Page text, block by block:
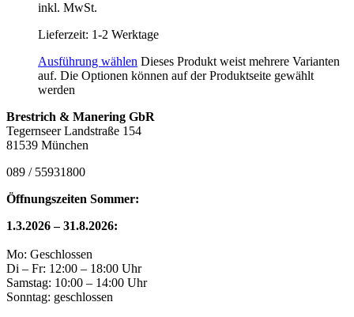
inkl. MwSt.
Lieferzeit: 1-2 Werktage
Ausführung wählen Dieses Produkt weist mehrere Varianten
auf. Die Optionen können auf der Produktseite gewählt
werden
Brestrich & Manering GbR
Tegernseer Landstraße 154
81539 München
089 / 55931800
Öffnungszeiten Sommer:
1.3.2026 – 31.8.2026:
Mo: Geschlossen
Di – Fr: 12:00 – 18:00 Uhr
Samstag: 10:00 – 14:00 Uhr
Sonntag: geschlossen